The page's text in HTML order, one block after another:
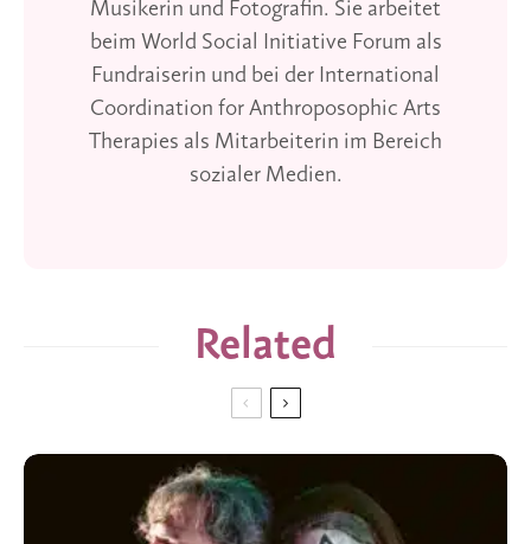
Musikerin und Fotografin. Sie arbeitet
beim World Social Initiative Forum als
Fundraiserin und bei der International
Coordination for Anthroposophic Arts
Therapies als Mitarbeiterin im Bereich
sozialer Medien.
Related